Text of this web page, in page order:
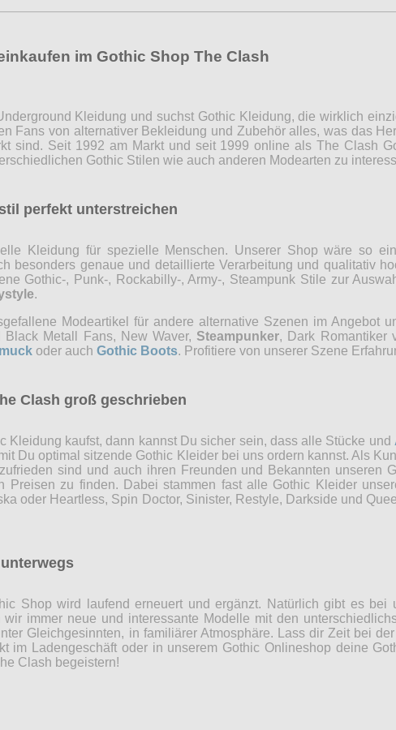
im Gothic Shop The Clash
Kleidung und suchst Gothic Kleidung, die wirklich
Fans von alternativer Bekleidung und Zubehör alles, was das
sind. Seit 1992 am Markt und seit 1999 online als The Clash
Gothic Stilen wie auch anderen Modearten zu
perfekt unterstreichen
Kleidung für spezielle Menschen. Unserer Shop wäre so
besonders genaue und detaillierte Verarbeitung und qualitativ
Gothic-, Punk-, Rockabilly-, Army-, Steampunk Stile zur
.
Modeartikel für andere alternative Szenen im Angebot
Metall Fans, New Waver, Steampunker, Dark Romantiker
oder auch Gothic Boots. Profitiere von unserer Szene
Clash groß geschrieben
Kleidung kaufst, dann kannst Du sicher sein, dass alle Stücke und
Du optimal sitzende Gothic Kleider bei uns ordern kannst. Als
sind und auch ihren Freunden und Bekannten unseren
Preisen zu finden. Dabei stammen fast alle Gothic Kleider
oder Heartless, Spin Doctor, Sinister, Restyle, Darkside und
Shop wird laufend erneuert und ergänzt. Natürlich gibt es bei
immer neue und interessante Modelle mit den
Gleichgesinnten, in familiärer Atmosphäre. Lass dir Zeit bei
im Ladengeschäft oder in unserem Gothic Onlineshop deine
Clash begeistern!